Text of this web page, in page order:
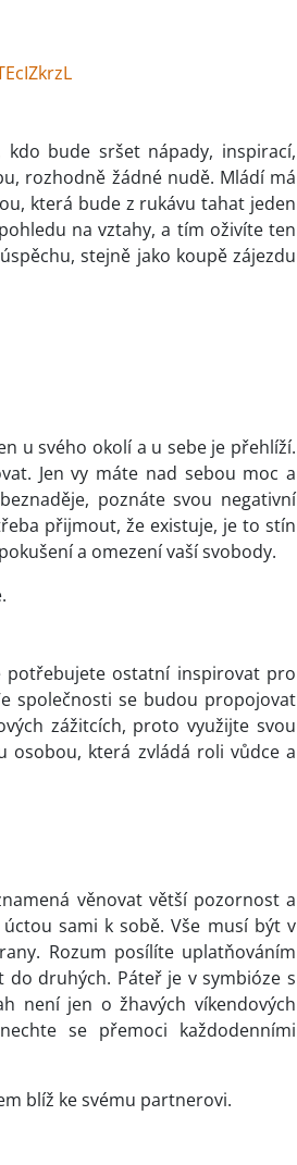
bude sršet nápady, inspirací,
rozhodně žádné nudě. Mládí má
která bude z rukávu tahat jeden
na vztahy, a tím oživíte ten
stejně jako koupě zájezdu
u svého okolí a u sebe je přehlíží.
Jen vy máte nad sebou moc a
poznáte svou negativní
přijmout, že existuje, je to stín
a omezení vaší svobody.
potřebujete ostatní inspirovat pro
společnosti se budou propojovat
zážitcích, proto využijte svou
osobou, která zvládá roli vůdce a
věnovat větší pozornost a
sami k sobě. Vše musí být v
Rozum posílíte uplatňováním
druhých. Páteř je v symbióze s
není jen o žhavých víkendových
se přemoci každodenními
blíž ke svému partnerovi.